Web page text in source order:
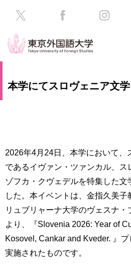
部・
大
院
／
教
育
研
験
学
生
の
保
護
者
方
本学にてスロヴェニア文
2026年4月24日、本学において、
であるイヴァン・ツァンカル、ス
ゾフカ・クヴェデルを特集した文
した。本イベントは、金指久美子
リュブリャーナ大学のヴェスナ
より、『Slovenia 2026: Year of
Kosovel, Cankar and Kveder. 』
実施されたものです。